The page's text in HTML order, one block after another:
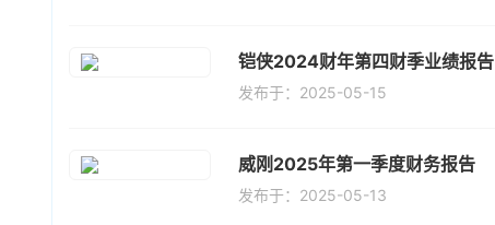
铠侠2024财年第四财季业绩报告
发布于：2025-05-15
威刚2025年第一季度财务报告
发布于：2025-05-13